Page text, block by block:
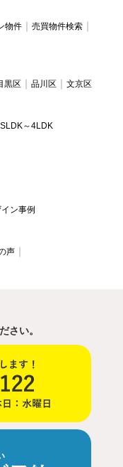
物件
売買物件検索
黒区 品川区 文京区
～4LDK
ン事例
声
さい。